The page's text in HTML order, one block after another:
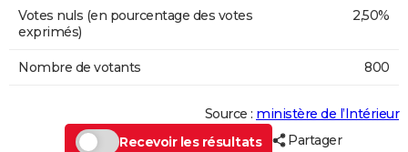
Votes nuls (en pourcentage des votes
exprimés)
2,50%
Nombre de votants 800
Source : ministère de l’Intérieur
Recevoir les résultats
Partager